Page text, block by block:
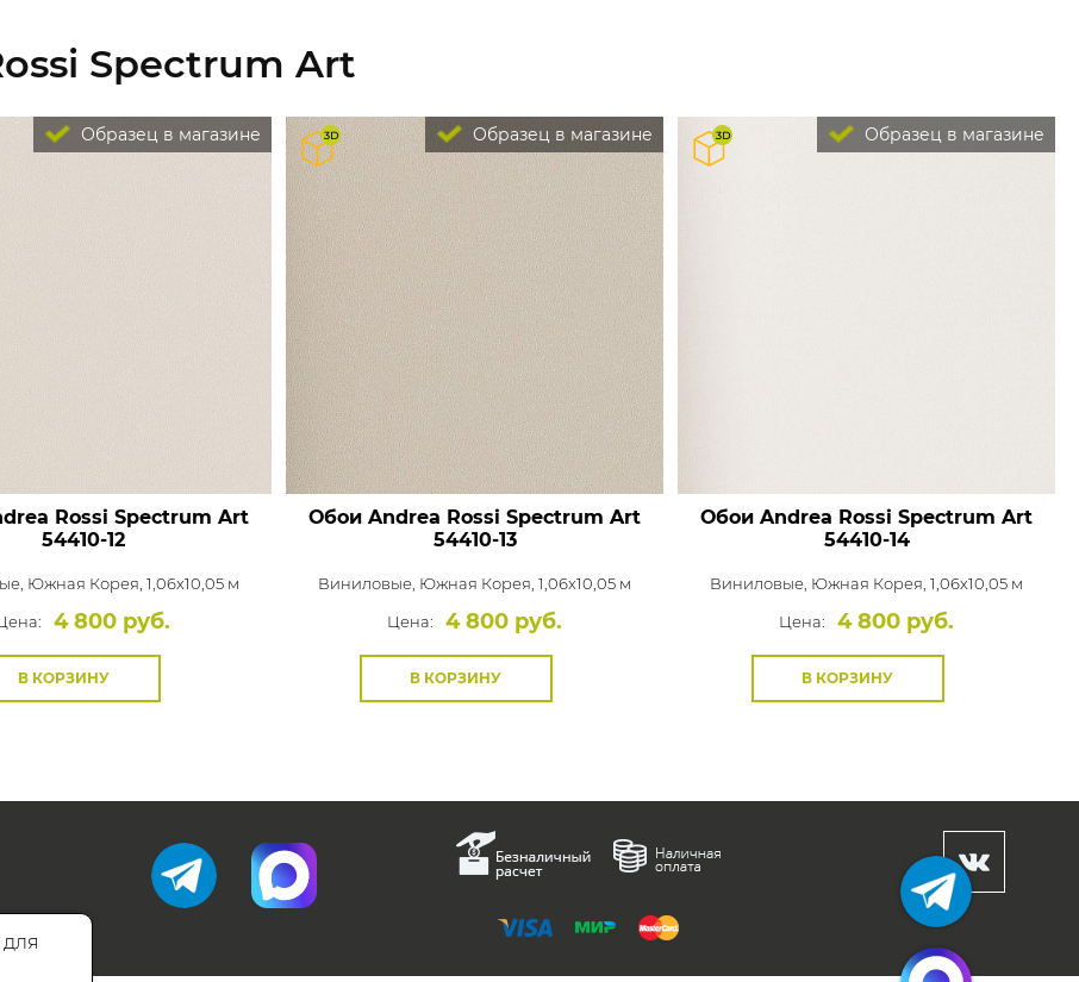
Spectrum Art
Образец в магазине
Rossi Spectrum Art
54410-12
Южная Корея, 1,06x10,05 м
4 800 руб.
В КОРЗИНУ
Образец в магазине
Обои Andrea Rossi Spectrum Art
54410-13
Виниловые, Южная Корея, 1,06x10,05 м
Цена:
4 800 руб.
В КОРЗИНУ
Образец в магазине
Обои Andrea Rossi Spectrum Art
54410-14
Виниловые, Южная Корея, 1,06x10,05 м
Цена:
4 800 руб.
В КОРЗИНУ